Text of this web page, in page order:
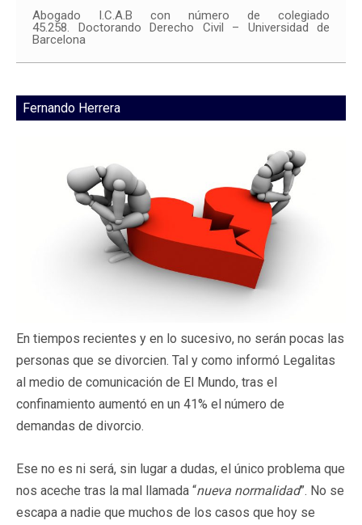
Abogado I.C.A.B con número de colegiado
45.258. Doctorando Derecho Civil – Universidad de
Barcelona
Fernando Herrera
En tiempos recientes y en lo sucesivo, no serán pocas las
personas que se divorcien. Tal y como informó Legalitas
al medio de comunicación de El Mundo, tras el
confinamiento aumentó en un 41% el número de
demandas de divorcio.
Ese no es ni será, sin lugar a dudas, el único problema que
nos aceche tras la mal llamada “nueva normalidad”. No se
escapa a nadie que muchos de los casos que hoy se